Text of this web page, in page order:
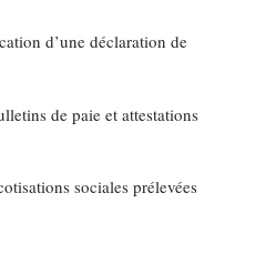
d’une déclaration de
de paie et attestations
sociales prélevées